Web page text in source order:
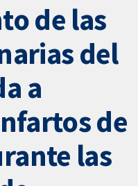
de las
del
a
de
las